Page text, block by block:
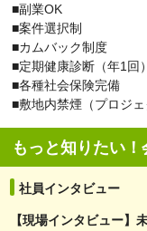
■副業OK
■案件選択制
■カムバック制度
■定期健康診断（年1回）
■各種社会保険完備
■敷地内禁煙（プロジェ
もっと知りたい
社員インタビュー
【現場インタビュー】